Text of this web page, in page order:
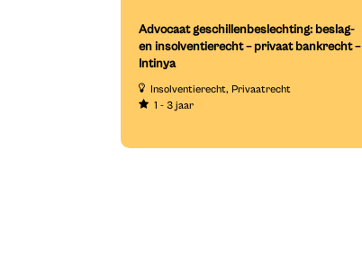
Advocaat geschillenbeslechting: beslag-
en insolventierecht – privaat bankrecht –
Intinya
Insolventierecht Privaatrecht
1 - 3 jaar